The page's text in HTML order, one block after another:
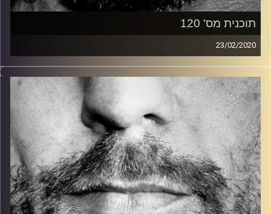
תוכנית מס' 120
23/02/2020
זיפים, מוזיקה מחוספסת של הופעות חיות. הרבה ג'אם, רוק,
בלוז, bluegrass, ג'אז, Fאנק, פרוגרסיב ואפילו אלקטרוניקה.
כל מה שחי, אמיתי ונושם.
עם שמוליק רגב.
קרדיט תמונות: David Goehring